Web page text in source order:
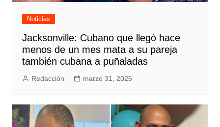
Noticias
Jacksonville: Cubano que llegó hace
menos de un mes mata a su pareja
también cubana a puñaladas
Redacción marzo 31, 2025